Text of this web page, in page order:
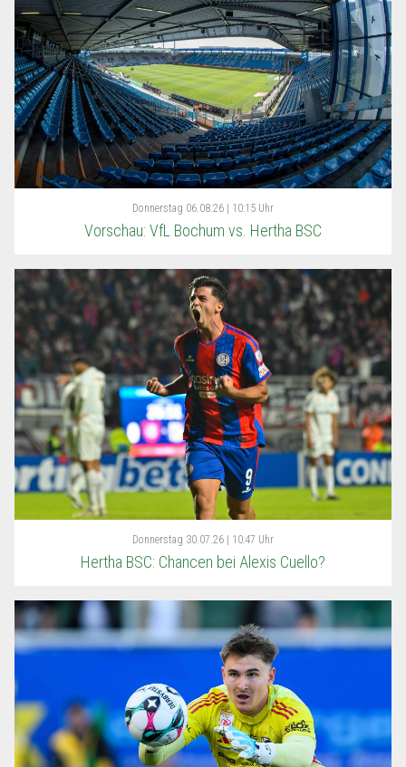
Donnerstag 06.08.26 | 10:15 Uhr
Vorschau: VfL Bochum vs. Hertha BSC
Donnerstag 30.07.26 | 10:47 Uhr
Hertha BSC: Chancen bei Alexis Cuello?